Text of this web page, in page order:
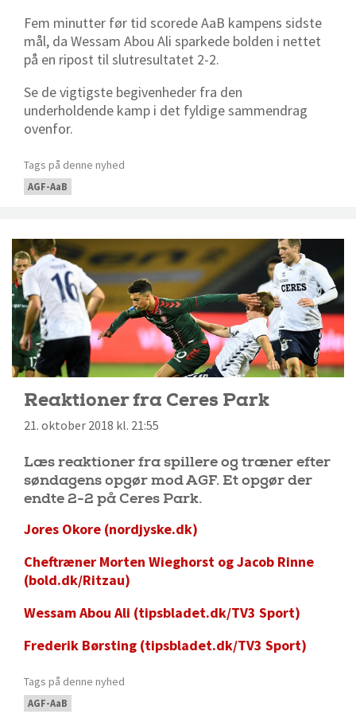
Fem minutter før tid scorede AaB kampens sidste
mål, da Wessam Abou Ali sparkede bolden i nettet
på en ripost til slutresultatet 2-2.
Se de vigtigste begivenheder fra den
underholdende kamp i det fyldige sammendrag
ovenfor.
Tags på denne nyhed
AGF-AaB
Reaktioner fra Ceres Park
21. oktober 2018 kl. 21:55
Læs reaktioner fra spillere og træner efter
søndagens opgør mod AGF. Et opgør der
endte 2-2 på Ceres Park.
Jores Okore (nordjyske.dk)
Cheftræner Morten Wieghorst og Jacob Rinne
(bold.dk/Ritzau)
Wessam Abou Ali (tipsbladet.dk/TV3 Sport)
Frederik Børsting (tipsbladet.dk/TV3 Sport)
Tags på denne nyhed
AGF-AaB